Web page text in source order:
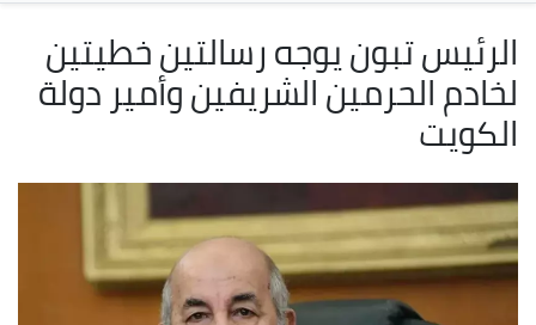
الرئيس تبون يوجه رسالتين خطيتين
لخادم الحرمين الشريفين وأمير دولة
الكويت